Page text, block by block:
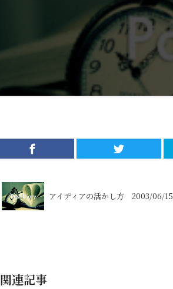
アイディアの活かし方 2003/06/15
関連記事